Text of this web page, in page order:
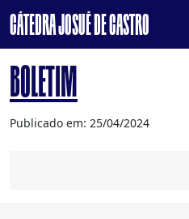
CÁTEDRA JOSUÉ DE CASTRO
DE SISTEMAS ALIMENTARES SAUDÁVEIS E SUSTENTÁVEIS
BOLETIM
Publicado em: 25/04/2024